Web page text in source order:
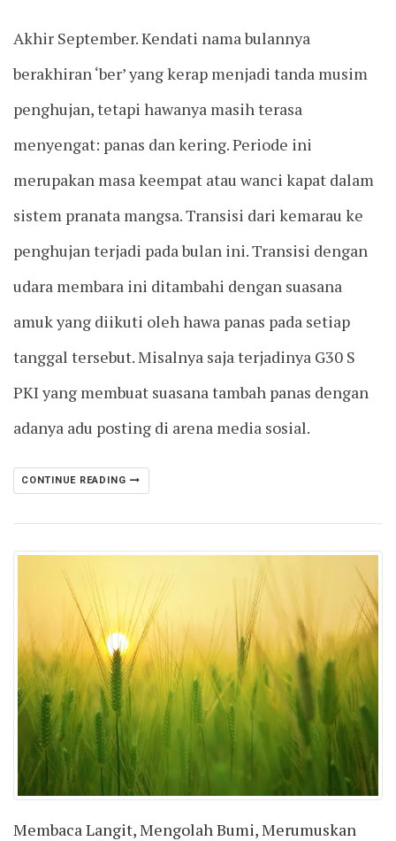
Akhir September. Kendati nama bulannya
berakhiran ‘ber’ yang kerap menjadi tanda musim
penghujan, tetapi hawanya masih terasa
menyengat: panas dan kering. Periode ini
merupakan masa keempat atau wanci kapat dalam
sistem pranata mangsa. Transisi dari kemarau ke
penghujan terjadi pada bulan ini. Transisi dengan
udara membara ini ditambahi dengan suasana
amuk yang diikuti oleh hawa panas pada setiap
tanggal tersebut. Misalnya saja terjadinya G30 S
PKI yang membuat suasana tambah panas dengan
adanya adu posting di arena media sosial.
CONTINUE READING
Membaca Langit, Mengolah Bumi, Merumuskan